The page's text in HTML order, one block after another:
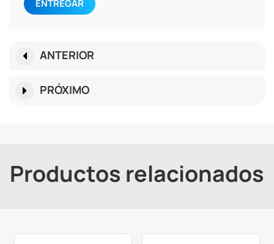
ENTREGAR
ANTERIOR
PRÓXIMO
Productos relacionados